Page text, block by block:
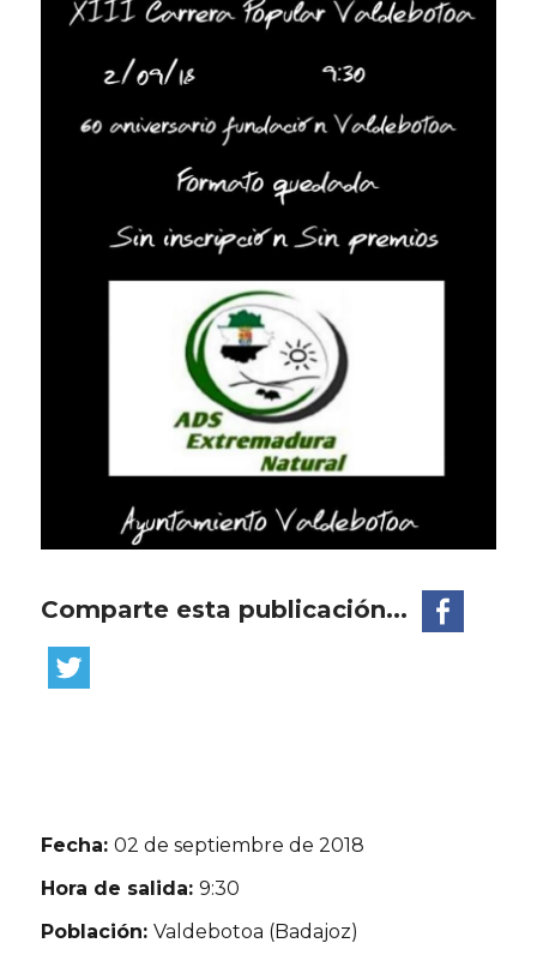
Comparte esta publicación...
Fecha:02 de septiembre de 2018
Hora de salida:9:30
Población:Valdebotoa (Badajoz)